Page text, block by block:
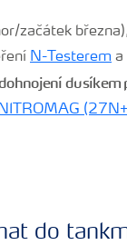
začátek
N-Testerem a
dusíkem
NITROMAG
do